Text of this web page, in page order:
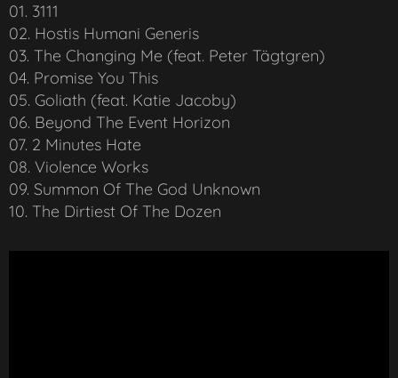
01. 3111
02. Hostis Humani Generis
03. The Changing Me (feat. Peter Tägtgren)
04. Promise You This
05. Goliath (feat. Katie Jacoby)
06. Beyond The Event Horizon
07. 2 Minutes Hate
08. Violence Works
09. Summon Of The God Unknown
10. The Dirtiest Of The Dozen